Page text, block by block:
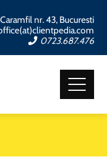
nr. 43, Bucuresti
0723.687.476